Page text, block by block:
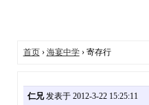
首页› 海宴中学› 寄存行
仁兄发表于 2012-3-22 15:25:11